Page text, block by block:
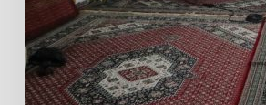
Tadaruk
sebagai
Jalan
Kembali